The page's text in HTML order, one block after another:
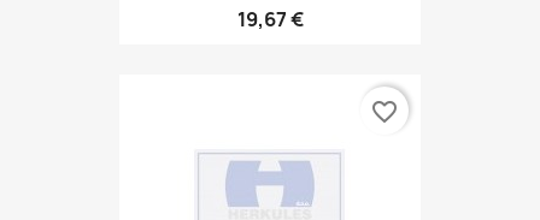
19,67 €
favorite_border